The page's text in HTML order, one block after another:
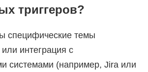
триггеров?
специфические темы
интеграция с
системами (например, Jira или